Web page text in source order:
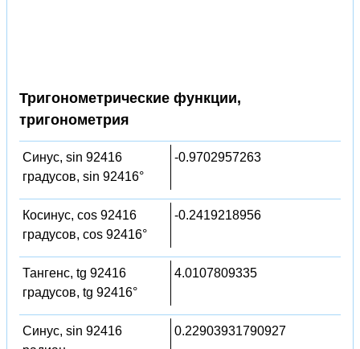
Тригонометрические функции,
тригонометрия
Синус, sin 92416
градусов, sin 92416°
-0.9702957263
Косинус, cos 92416
градусов, cos 92416°
-0.2419218956
Тангенс, tg 92416
градусов, tg 92416°
4.0107809335
Синус, sin 92416
0.22903931790927